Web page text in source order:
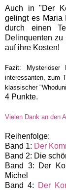
Auch in "Der
gelingt es Maria
durch einen
Delinquenten zu
auf ihre Kosten!
Fazit: Mysteriöser
interessanten, zum
klassischer
4 Punkte.
Vielen Dank an den
Reihenfolge:
Band 1: Der
Band 2: Die
Band 3: Der
Michel
Band 4:
Der